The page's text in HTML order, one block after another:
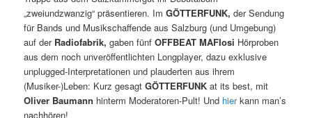
„zweiundzwanzig“ präsentieren. ImGÖTTERFUNK,der Sendung
für Bands und Musikschaffende aus Salzburg (und Umgebung)
auf der Radiofabrik, gaben fünfOFFBEAT MAFIosi Hörproben
aus dem noch unveröffentlichten Longplayer, dazu exklusive
unplugged-Interpretationen und plauderten aus ihrem
(Musiker-)Leben: Kurz gesagtGÖTTERFUNK at its best, mit
Oliver Baumann hinterm Moderatoren-Pult! Und hierkann man’s
nachhören!